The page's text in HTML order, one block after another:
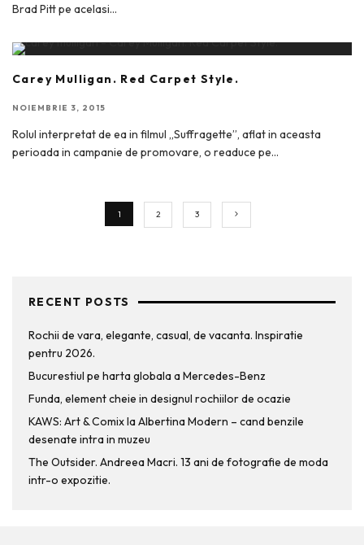
Brad Pitt pe acelasi...
Carey Mulligan. Red Carpet Style.
NOIEMBRIE 3, 2015
Rolul interpretat de ea in filmul „Suffragette”, aflat in aceasta
perioada in campanie de promovare, o readuce pe...
1 2 3
RECENT POSTS
Rochii de vara, elegante, casual, de vacanta. Inspiratie
pentru 2026.
Bucurestiul pe harta globala a Mercedes-Benz
Funda, element cheie in designul rochiilor de ocazie
KAWS: Art & Comix la Albertina Modern – cand benzile
desenate intra in muzeu
The Outsider. Andreea Macri. 13 ani de fotografie de moda
intr-o expozitie.